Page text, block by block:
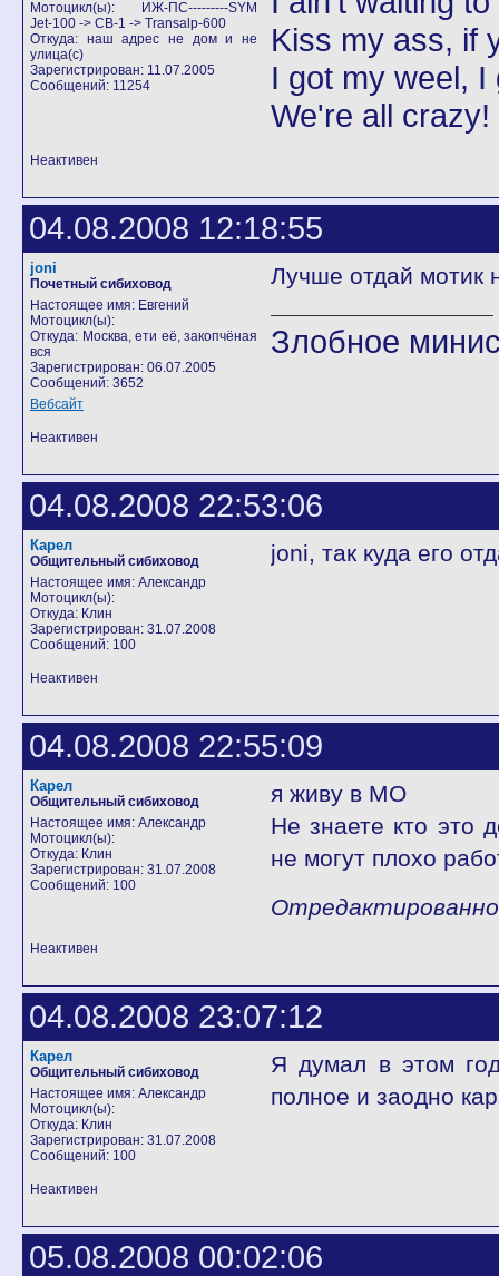
Мотоцикл(ы): ИЖ-ПС---------SYM
Jet-100 -> CB-1 -> Transalp-600
Откуда: наш адрес не дом и не
улица(с)
Зарегистрирован: 11.07.2005
Сообщений: 11254
Kiss my ass, if
I got my weel,
We're all
Неактивен
04.08.2008 12:18:55
joni
Почетный сибиховод
Настоящее имя: Евгений
Мотоцикл(ы):
Откуда: Москва, ети её, закопчёная
вся
Зарегистрирован: 06.07.2005
Сообщений: 3652
Вебсайт
Лучше отдай мотик
Злобное
Неактивен
04.08.2008 22:53:06
Карел
Общительный сибиховод
Настоящее имя: Александр
Мотоцикл(ы):
Откуда: Клин
Зарегистрирован: 31.07.2008
Сообщений: 100
joni, так куда его
Неактивен
04.08.2008 22:55:09
Карел
Общительный сибиховод
Настоящее имя: Александр
Мотоцикл(ы):
Откуда: Клин
Зарегистрирован: 31.07.2008
Сообщений: 100
я живу в МО
Не знаете кто это
не могут плохо
Неактивен
04.08.2008 23:07:12
Карел
Общительный сибиховод
Настоящее имя: Александр
Мотоцикл(ы):
Откуда: Клин
Зарегистрирован: 31.07.2008
Сообщений: 100
Я думал в этом
полное и заодно
Неактивен
05.08.2008 00:02:06